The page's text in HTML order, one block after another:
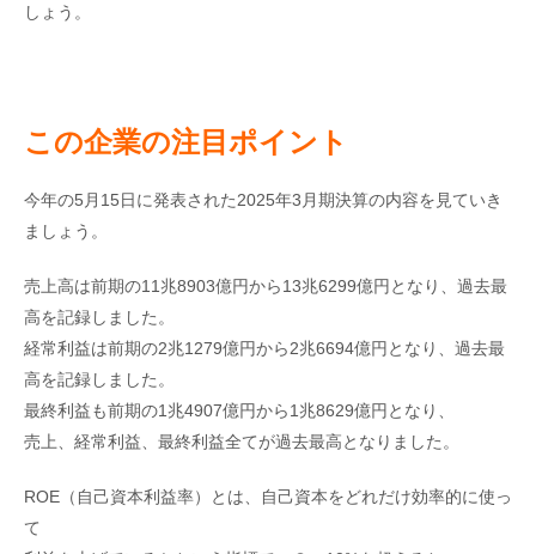
しょう。
この企業の注目ポイント
今年の5月15日に発表された2025年3月期決算の内容を見ていき
ましょう。
売上高は前期の11兆8903億円から13兆6299億円となり、過去最
高を記録しました。
経常利益は前期の2兆1279億円から2兆6694億円となり、過去最
高を記録しました。
最終利益も前期の1兆4907億円から1兆8629億円となり、
売上、経常利益、最終利益全てが過去最高となりました。
ROE（自己資本利益率）とは、自己資本をどれだけ効率的に使っ
て